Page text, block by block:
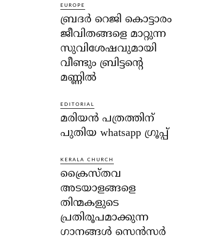
EUROPE
ബ്രദർ റെജി കൊട്ടാരം
ജീവിതങ്ങളെ മാറ്റുന്ന
സുവിശേഷവുമായി
വീണ്ടും ബ്രിട്ടന്റെ
മണ്ണിൽ
EDITORIAL
മരിയൻ പത്രത്തിന്
പുതിയ whatsapp ഗ്രൂപ്പ്
KERALA CHURCH
ക്രൈസ്തവ
അടയാളങ്ങളെ
തിന്മകളുടെ
പ്രതിരൂപമാക്കുന്ന
ഗാനങ്ങൾ സെൻസർ